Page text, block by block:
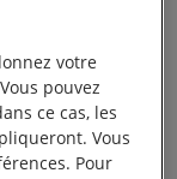
votre
pouvez
ce cas, les
Vous
Pour